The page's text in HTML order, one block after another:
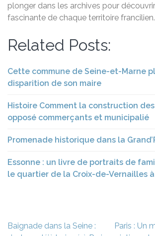
plonger dans les archives pour découvrir
fascinante de chaque territoire francilien.
Related Posts:
Cette commune de Seine-et-Marne
disparition de son maire
Histoire Comment la construction
opposé commerçants et municipalié
Promenade historique dans la
Essonne : un livre de portraits de
le quartier de la Croix-de-Vernailles
Navigation
Baignade dans la Seine :
Paris : Un